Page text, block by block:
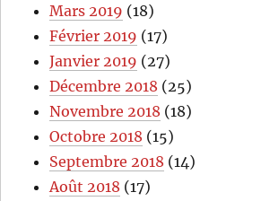
Mars 2019 (18)
Février 2019 (17)
Janvier 2019 (27)
Décembre 2018 (25)
Novembre 2018 (18)
Octobre 2018 (15)
Septembre 2018 (14)
Août 2018 (17)